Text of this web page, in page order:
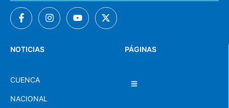
PÁGINAS
NOTICIAS
CUENCA
NACIONAL